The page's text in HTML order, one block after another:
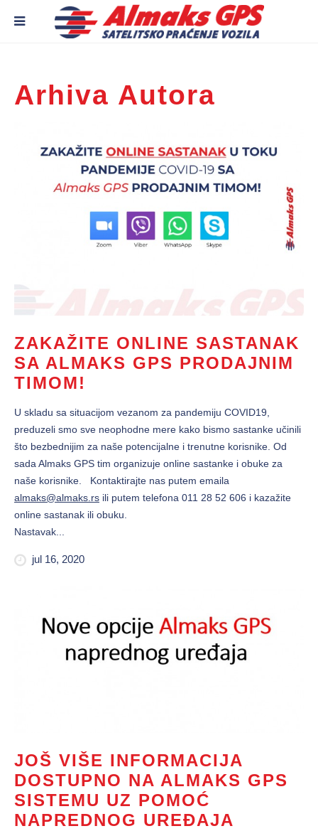
Arhiva Autora
ZAKAŽITE ONLINE SASTANAK
SA ALMAKS GPS PRODAJNIM
TIMOM!
U skladu sa situacijom vezanom za pandemiju COVID19,
preduzeli smo sve neophodne mere kako bismo sastanke učinili
što bezbednijim za naše potencijalne i trenutne korisnike. Od
sada Almaks GPS tim organizuje online sastanke i obuke za
naše korisnike. Kontaktirajte nas putem emaila
almaks@almaks.rs ili putem telefona 011 28 52 606 i kazažite
online sastanak ili obuku.
Nastavak...
jul 16, 2020
JOŠ VIŠE INFORMACIJA
DOSTUPNO NA ALMAKS GPS
SISTEMU UZ POMOĆ
NAPREDNOG UREĐAJA